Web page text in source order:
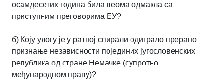
осамдесетих година била веома одмакла са
приступним преговорима ЕУ?
б) Коју улогу је у ратној спирали одиграло прерано
признање независности појединих југословенских
република од стране Немачке (супротно
међународном праву)?